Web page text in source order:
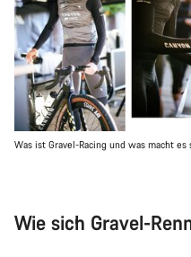
Was ist Gravel-Racing und was macht es
Wie sich Gravel-